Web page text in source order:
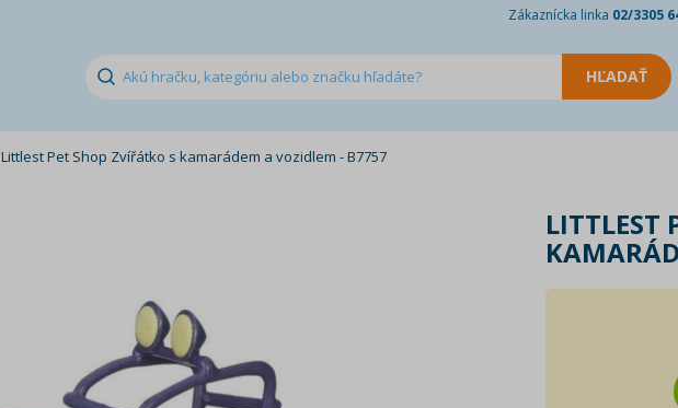
Zákaznícka linka 02/3305
Littlest Pet Shop Zvířátko s kamarádem a vozidlem - B7757
LITTLEST